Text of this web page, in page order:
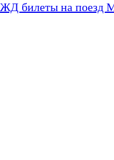
ЖД билеты на поезд